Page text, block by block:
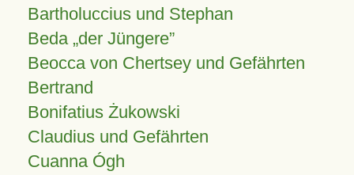
Bartholuccius und Stephan
Beda „der Jüngere”
Beocca von Chertsey und Gefährten
Bertrand
Bonifatius Żukowski
Claudius und Gefährten
Cuanna Ógh